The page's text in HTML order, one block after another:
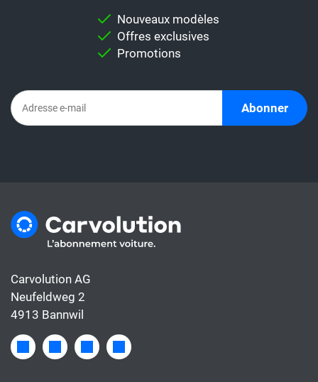
comparaison individuelle.
Important:Ne comparez jamais
abonnement automobile. En effet,
l'abonnement comprend déjà tous les coûts
de la voiture, alors que le taux de leasing ne
Nouveaux modèles
Offres exclusives
Promotions
Abonner
Carvolution AG
Neufeldweg 2
4913 Bannwil